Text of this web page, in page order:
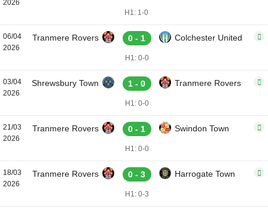
2026
H1: 1-0
06/04
2026
Tranmere Rovers 0 - 1 Colchester United
H1: 0-0
03/04
2026
Shrewsbury Town 1 - 0 Tranmere Rovers
H1: 0-0
21/03
2026
Tranmere Rovers 0 - 1 Swindon Town
H1: 0-0
18/03
2026
Tranmere Rovers 0 - 3 Harrogate Town
H1: 0-3